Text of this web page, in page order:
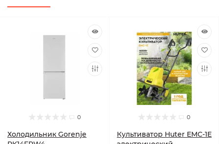
0
Холодильник Gorenje
0
Культиватор Huter ЕМС-1E